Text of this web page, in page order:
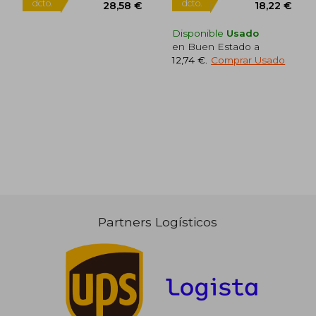
Disponible Usado
en Buen Estado a
12,74 € Comprar Usado
Partners Logísticos